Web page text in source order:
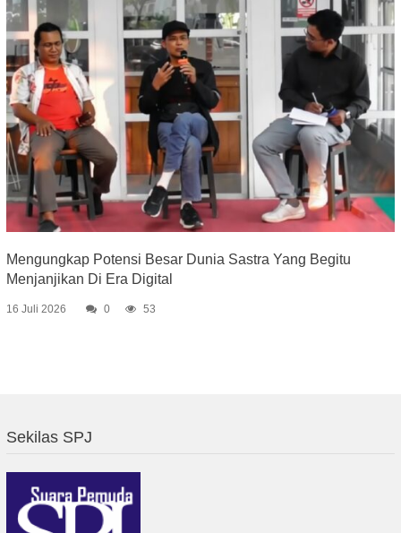
Mengungkap Potensi Besar Dunia Sastra Yang Begitu
Menjanjikan Di Era Digital
16 Juli 2026 0 53
Sekilas SPJ